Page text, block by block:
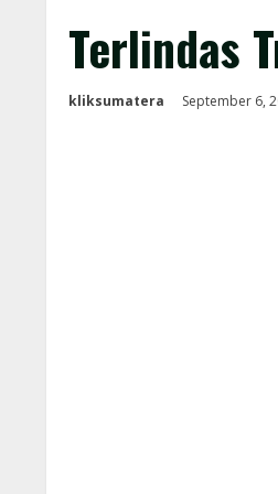
Terlindas
kliksumatera September 6,